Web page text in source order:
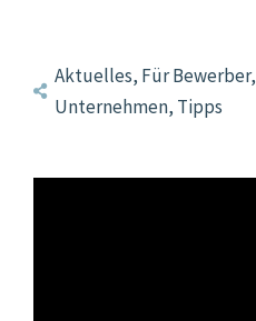
Aktuelles, Für Bewerber,
Unternehmen, Tipps